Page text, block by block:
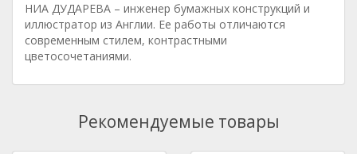
НИА ДУДАРЕВА – инженер бумажных конструкций и
иллюстратор из Англии. Ее работы отличаются
современным стилем, контрастными
цветосочетаниями.
Рекомендуемые товары